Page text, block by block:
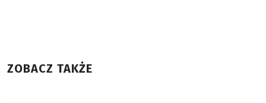
ZOBACZ TAKŻE